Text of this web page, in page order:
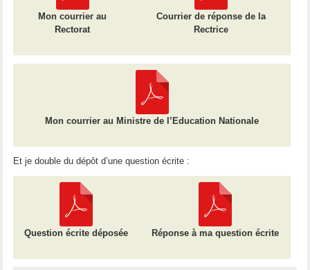
Mon courrier au
Rectorat
Courrier de réponse de la
Rectrice
Mon courrier au Ministre de l’Education Nationale
Et je double du dépôt d’une question écrite :
Question écrite déposée Réponse à ma question écrite